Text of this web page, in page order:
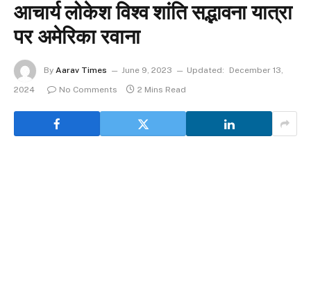
आचार्य लोकेश विश्व शांति सद्भावना यात्रा
पर अमेरिका रवाना
By Aarav Times June 9, 2023 Updated:
December 13,
2024
No Comments 2 Mins Read